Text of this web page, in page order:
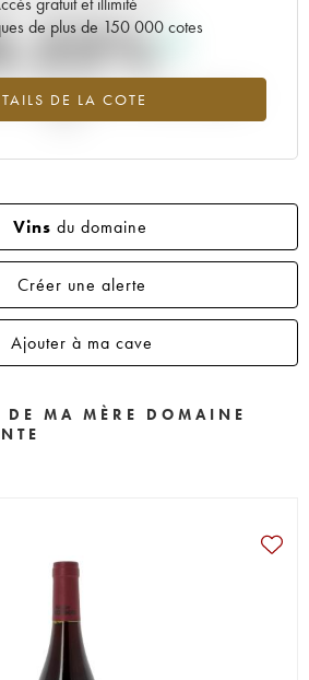
de plus de 150 000 cotes
DE LA COTE
du millésime 2013 en 2026 par rapport à
Vins du domaine
Créer une alerte
Ajouter à ma cave
MA MÈRE DOMAINE